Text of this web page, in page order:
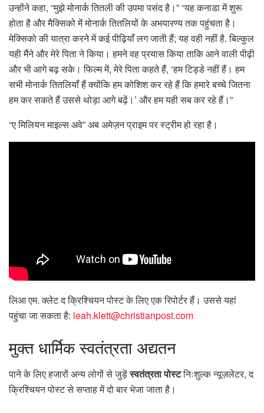
उन्होंने कहा, “मुझे मोनार्क तितली की उपमा पसंद है।” “यह कनाडा में शुरू
होता है और मैक्सिको में मोनार्क तितलियों के अभयारण्य तक पहुंचता है।
मेक्सिको की यात्रा करने में कई पीढ़ियाँ लग जाती हैं; यह वही नहीं है. बिल्कुल
यही मैंने और मेरे पिता ने किया। हमने वह प्रयास किया ताकि आने वाली पीढ़ी
और भी आगे बढ़ सके। फिल्म में, मेरे पिता कहते हैं, ‘हम टिड्डे नहीं हैं। हम
सभी मोनार्क तितलियाँ हैं क्योंकि हम कोशिश कर रहे हैं कि हमारे बच्चे जितना
हम कर सकते हैं उससे थोड़ा आगे बढ़ें।’ और हम यही सब कर रहे हैं।”
“ए मिलियन माइल्स अवे” अब अमेज़न प्राइम पर स्ट्रीम हो रहा है।
लिआ एम. क्लेट द क्रिश्चियन पोस्ट के लिए एक रिपोर्टर हैं। उससे यहां
पहुंचा जा सकता है: leah.klett@christianpost.com
मुक्तधार्मिक स्वतंत्रता अद्यतन
पाने के लिए हजारों अन्य लोगों से जुड़ेंस्वतंत्रता पोस्टनिःशुल्क न्यूज़लेटर, द
क्रिश्चियन पोस्ट से सप्ताह में दो बार भेजा जाता है।